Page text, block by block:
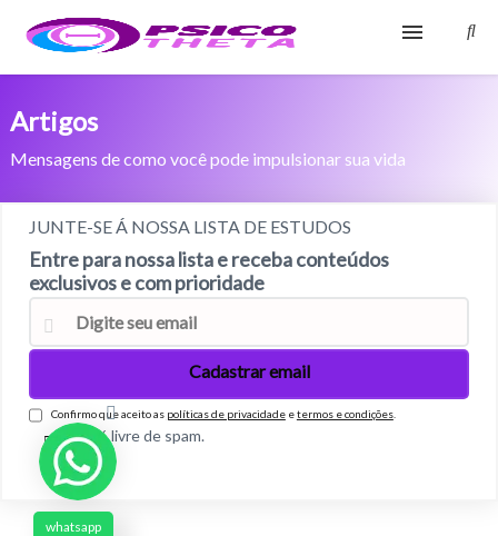
Blog
Glossário
Sobre
Fale Conosco
Artigos
Mensagens de como você pode impulsionar sua vida
JUNTE-SE Á NOSSA LISTA DE ESTUDOS
Entre para nossa lista e receba conteúdos
exclusivos e com prioridade
Confirmo que aceito as políticas de privacidadeetermos e condições.
100% livre de spam.
whatsapp